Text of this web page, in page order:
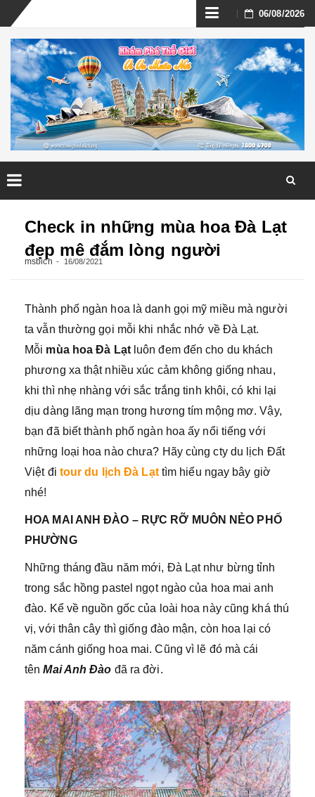
Skip
to
content
06/08/2026
Check in những mùa hoa Đà Lạt
đẹp mê đắm lòng người
msbich 16/08/2021
Thành phố ngàn hoa là danh gọi mỹ miều mà người
ta vẫn thường gọi mỗi khi nhắc nhớ về Đà Lạt.
Mỗi mùa hoa Đà Lạtluôn đem đến cho du khách
phương xa thật nhiều xúc cảm không giống nhau,
khi thì nhẹ nhàng với sắc trắng tinh khôi, có khi lại
dịu dàng lãng mạn trong hương tím mộng mơ. Vậy,
bạn đã biết thành phố ngàn hoa ấy nổi tiếng với
những loại hoa nào chưa? Hãy cùng cty du lịch Đất
Việt đi tour du lịch Đà Lạt tìm hiểu ngay bây giờ
nhé!
HOA MAI ANH ĐÀO – RỰC RỠ MUÔN NẺO PHỐ
PHƯỜNG
Những tháng đầu năm mới, Đà Lạt như bừng tỉnh
trong sắc hồng pastel ngọt ngào của hoa mai anh
đào. Kể về nguồn gốc của loài hoa này cũng khá thú
vị, với thân cây thì giống đào mận, còn hoa lại có
năm cánh giống hoa mai. Cũng vì lẽ đó mà cái
tênMai Anh Đào đã ra đời.